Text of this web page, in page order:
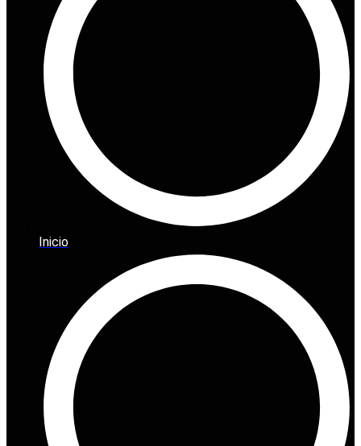
Inicio